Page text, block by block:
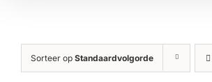
Sorteer op Standaardvolgorde